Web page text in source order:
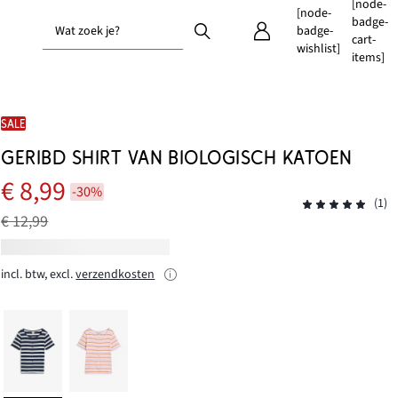
Wat zoek je?
[node-
badge-
wishlist]
[node-
badge-
cart-
items]
SALE
GERIBD SHIRT VAN BIOLOGISCH KATOEN
€ 8,99 -30%
€ 12,99
(1)
incl. btw, excl.verzendkosten